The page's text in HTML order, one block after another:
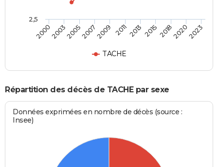
TACHE
20002003200520072009 20112013 2015201820202023
2,5
Répartition des décès de TACHE par sexe
Données exprimées en nombre de décès (source :
Insee)